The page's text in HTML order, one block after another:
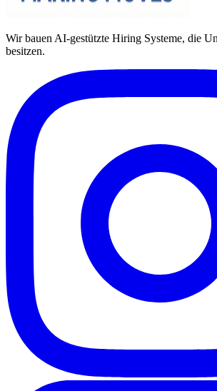
Wir bauen AI-gestützte Hiring Systeme, die
besitzen.